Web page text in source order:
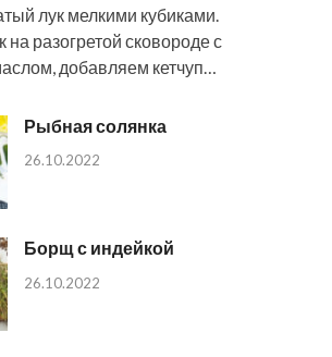
лук мелкими кубиками.
разогретой сковороде с
добавляем кетчуп…
Рыбная солянка
26.10.2022
Борщ с индейкой
26.10.2022